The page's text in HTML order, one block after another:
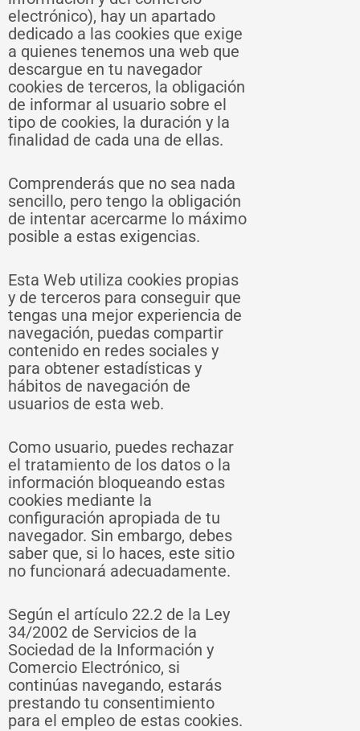
electrónico), hay un apartado
dedicado a las cookies que exige
a quienes tenemos una web que
descargue en tu navegador
cookies de terceros, la obligación
de informar al usuario sobre el
tipo de cookies, la duración y la
finalidad de cada una de ellas.
Comprenderás que no sea nada
sencillo, pero tengo la obligación
de intentar acercarme lo máximo
posible a estas exigencias.
Esta Web utiliza cookies propias
y de terceros para conseguir que
tengas una mejor experiencia de
navegación, puedas compartir
contenido en redes sociales y
para obtener estadísticas y
hábitos de navegación de
usuarios de esta web.
Como usuario, puedes rechazar
el tratamiento de los datos o la
información bloqueando estas
cookies mediante la
configuración apropiada de tu
navegador. Sin embargo, debes
saber que, si lo haces, este sitio
no funcionará adecuadamente.
Según el artículo 22.2 de la Ley
34/2002 de Servicios de la
Sociedad de la Información y
Comercio Electrónico, si
continúas navegando, estarás
prestando tu consentimiento
para el empleo de estas cookies.